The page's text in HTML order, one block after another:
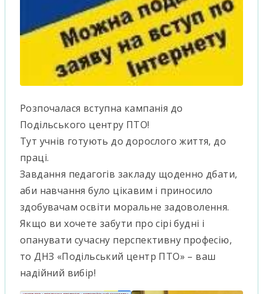
Розпочалася вступна кампанія до
Подільського центру ПТО!
Тут учнів готують до дорослого життя, до
праці.
Завдання педагогів закладу щоденно дбати,
аби навчання було цікавим і приносило
здобувачам освіти моральне задоволення.
Якщо ви хочете забути про сірі будні і
опанувати сучасну перспективну професію,
то ДНЗ «Подільський центр ПТО» – ваш
надійний вибір!